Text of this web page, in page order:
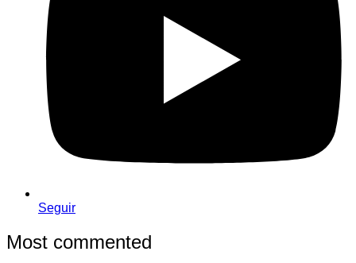
Seguir
Most commented